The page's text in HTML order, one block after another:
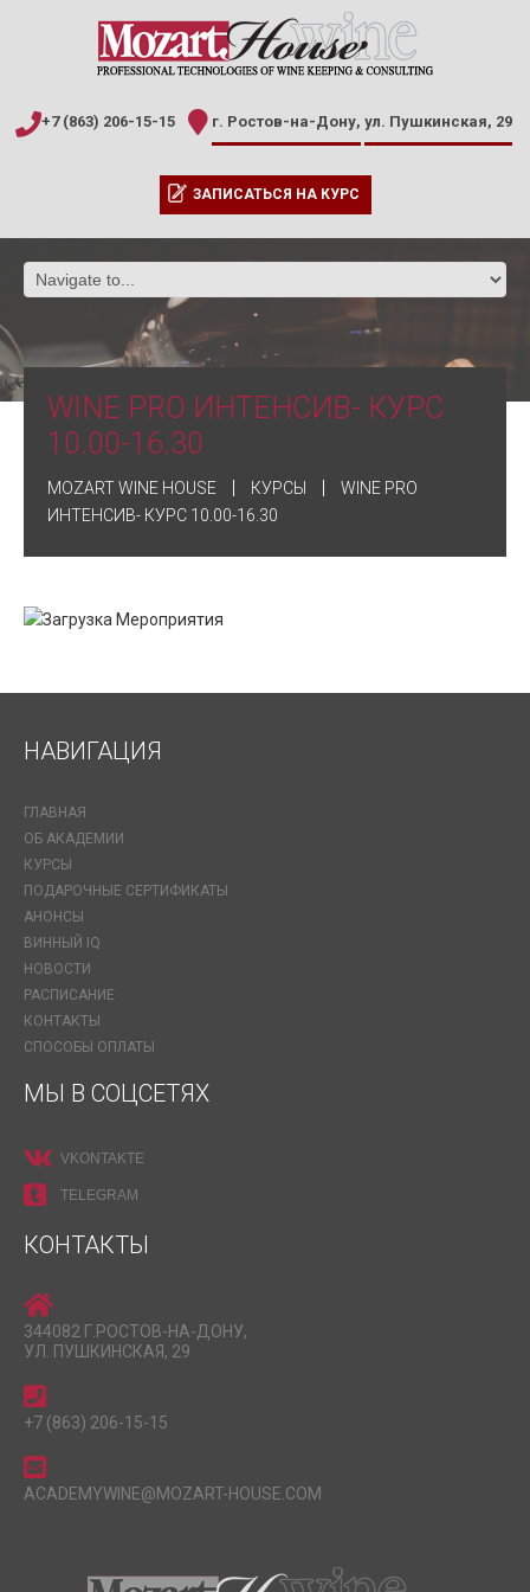
+7 (863) 206-15-15 г. Ростов-на-Дону, ул. Пушкинская, 29
ЗАПИСАТЬСЯ НА КУРС
WINE PRO ИНТЕНСИВ- КУРС
10.00-16.30
MOZART WINE HOUSE КУРСЫ
WINE PRO
ИНТЕНСИВ- КУРС 10.00-16.30
НАВИГАЦИЯ
ГЛАВНАЯ
ОБ АКАДЕМИИ
КУРСЫ
ПОДАРОЧНЫЕ СЕРТИФИКАТЫ
АНОНСЫ
ВИННЫЙ IQ
НОВОСТИ
РАСПИСАНИЕ
КОНТАКТЫ
СПОСОБЫ ОПЛАТЫ
МЫ В СОЦСЕТЯХ
VKONTAKTE
TELEGRAM
КОНТАКТЫ
344082 Г.РОСТОВ-НА-ДОНУ,
УЛ. ПУШКИНСКАЯ, 29
+7 (863) 206-15-15
ACADEMYWINE@MOZART-HOUSE.COM